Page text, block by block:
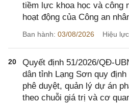
tiềm lực khoa học và công
hoạt động của Công an
Ban hành: 03/08/2026 Hiệu
20
Quyết định 51/2026/QĐ-
dân tỉnh Lạng Sơn quy
phê duyệt, quản lý dự án
theo chuỗi giá trị và cơ